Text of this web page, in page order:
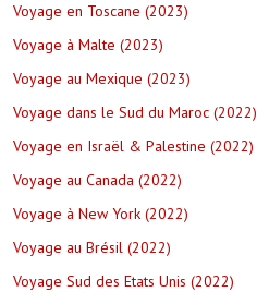
Voyage en Toscane (2023)
Voyage à Malte (2023)
Voyage au Mexique (2023)
Voyage dans le Sud du Maroc (2022)
Voyage en Israël & Palestine (2022)
Voyage au Canada (2022)
Voyage à New York (2022)
Voyage au Brésil (2022)
Voyage Sud des Etats Unis (2022)